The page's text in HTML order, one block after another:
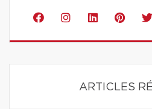
ARTICLES